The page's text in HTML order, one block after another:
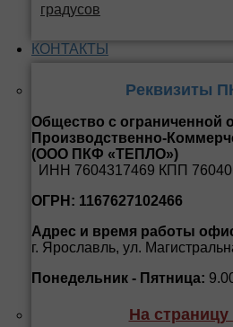
градусов
КОНТАКТЫ
Реквизиты
Общество с ограниченной
Производственно-
(ООО ПКФ «ТЕПЛО»)
ИНН 7604317469 КПП
ОГРН: 1167627102466
Адрес и время работы
г. Ярославль, ул.
Понедельник - Пятница:
На